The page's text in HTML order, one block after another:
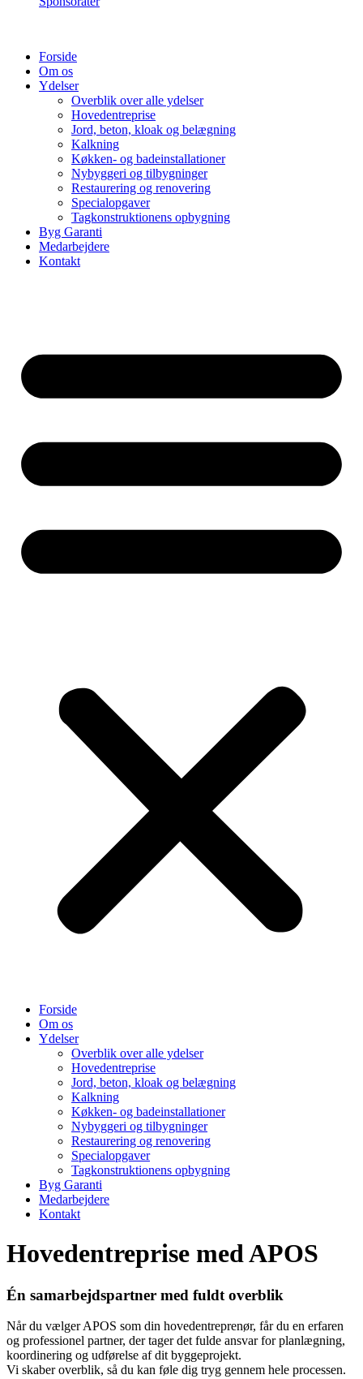
Forside
Om os
Ydelser
Overblik over alle ydelser
Hovedentreprise
Jord, beton, kloak og belægning
Kalkning
Køkken- og badeinstallationer
Nybyggeri og tilbygninger
Restaurering og renovering
Specialopgaver
Tagkonstruktionens opbygning
Byg Garanti
Medarbejdere
Kontakt
Forside
Om os
Ydelser
Overblik over alle ydelser
Hovedentreprise
Jord, beton, kloak og belægning
Kalkning
Køkken- og badeinstallationer
Nybyggeri og tilbygninger
Restaurering og renovering
Specialopgaver
Tagkonstruktionens opbygning
Byg Garanti
Medarbejdere
Kontakt
Hovedentreprise med APOS
Én samarbejdspartner med fuldt overblik
Når du vælger APOS som din hovedentreprenør, får du en erfaren
og professionel partner, der tager det fulde ansvar for planlægning,
koordinering og udførelse af dit byggeprojekt.
Vi skaber overblik, så du kan føle dig tryg gennem hele processen.